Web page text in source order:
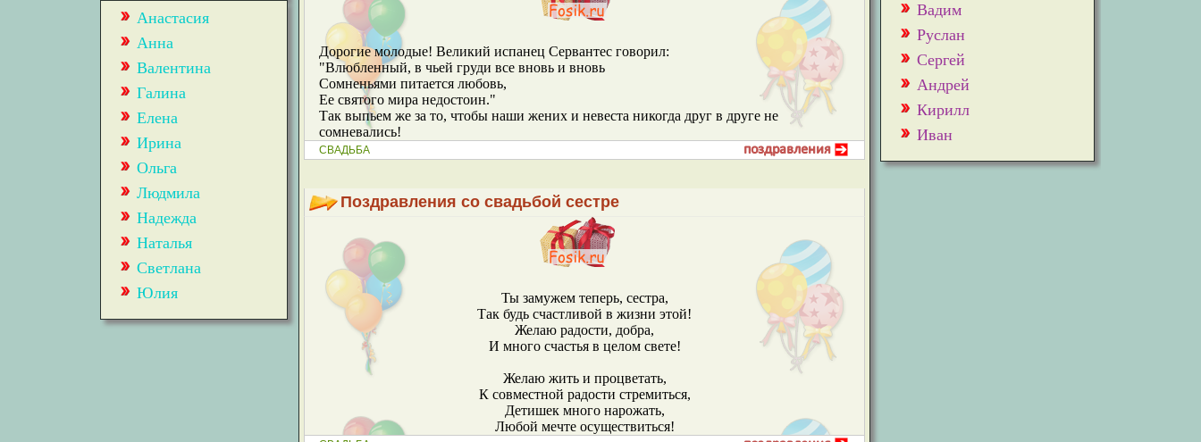
Дорогие молодые! Великий испанец Сервантес говорил:
"Влюбленный, в чьей груди все вновь и вновь
Сомненьями питается любовь,
Ее святого мира недостоин."
Так выпьем же за то, чтобы наши жених и невеста никогда друг в друге не
сомневались!
СВАДЬБА
Поздравления со свадьбой сестре
Ты замужем теперь, сестра,
Так будь счастливой в жизни этой!
Желаю радости, добра,
И много счастья в целом свете!
Желаю жить и процветать,
К совместной радости стремиться,
Детишек много нарожать,
Любой мечте осуществиться!
Анастасия
Анна
Валентина
Галина
Елена
Ирина
Ольга
Людмила
Надежда
Наталья
Светлана
Юлия
Вадим
Руслан
Сергей
Андрей
Кирилл
Иван